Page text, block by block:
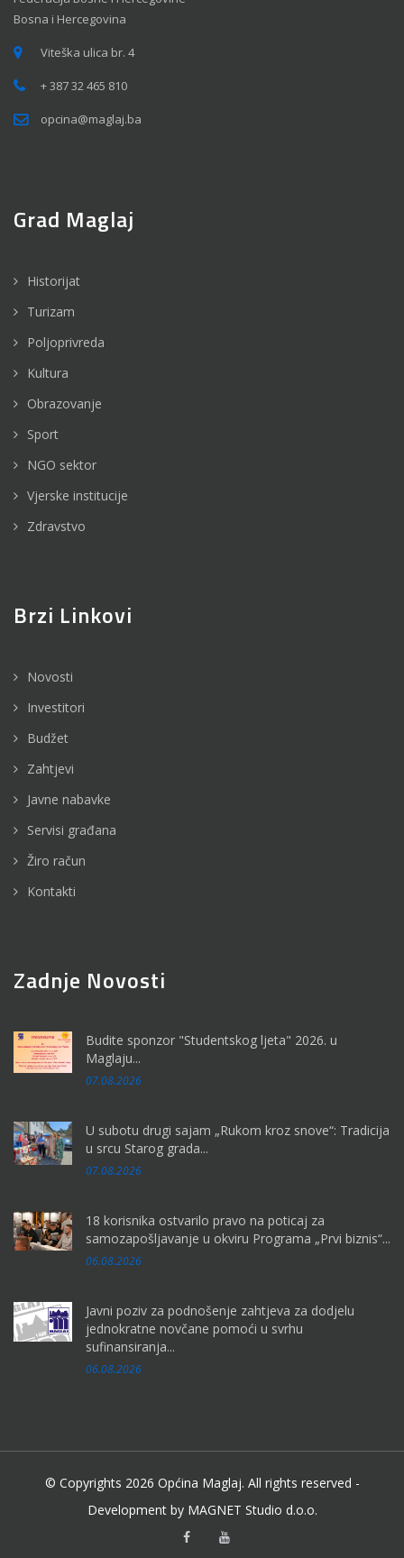
Bosna i Hercegovina
Viteška ulica br. 4
+ 387 32 465 810
opcina@maglaj.ba
Grad Maglaj
Historijat
Turizam
Poljoprivreda
Kultura
Obrazovanje
Sport
NGO sektor
Vjerske institucije
Zdravstvo
Brzi Linkovi
Novosti
Investitori
Budžet
Zahtjevi
Javne nabavke
Servisi građana
Žiro račun
Kontakti
Zadnje Novosti
Budite sponzor "Studentskog ljeta" 2026. u
Maglaju...
07.08.2026
U subotu drugi sajam „Rukom kroz snove“: Tradicija
u srcu Starog grada...
07.08.2026
18 korisnika ostvarilo pravo na poticaj za
samozapošljavanje u okviru Programa „Prvi biznis“...
06.08.2026
Javni poziv za podnošenje zahtjeva za dodjelu
jednokratne novčane pomoći u svrhu
sufinansiranja...
06.08.2026
© Copyrights 2026 Općina Maglaj. All rights reserved -
Development by MAGNET Studio d.o.o.